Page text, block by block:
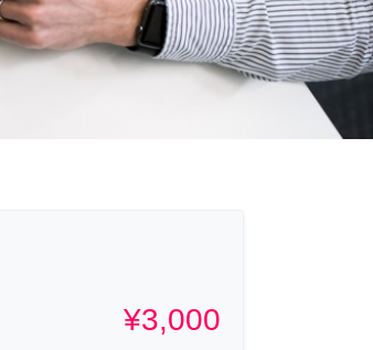
¥3,000